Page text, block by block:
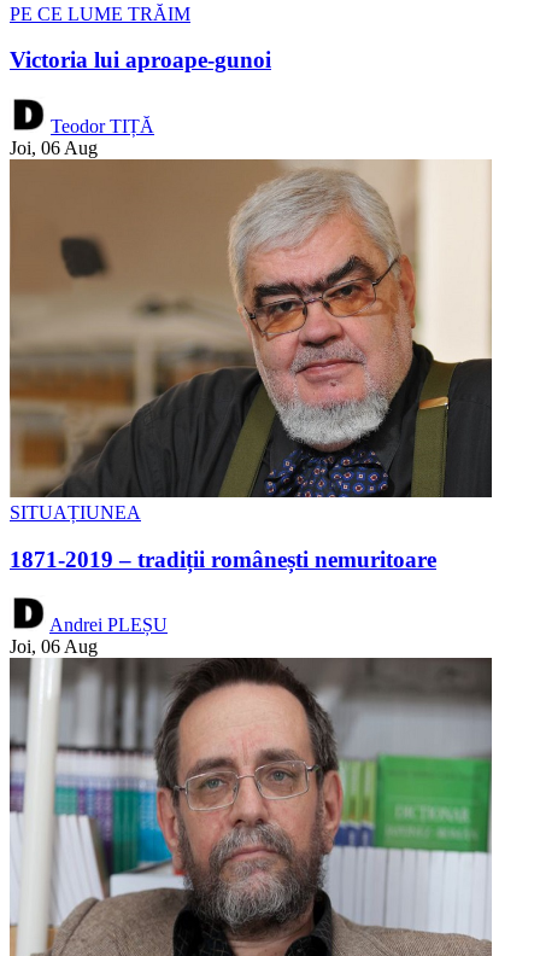
PE CE LUME TRĂIM
Victoria lui aproape-gunoi
Teodor TIȚĂ
Joi, 06 Aug
SITUAȚIUNEA
1871-2019 – tradiții românești nemuritoare
Andrei PLEȘU
Joi, 06 Aug